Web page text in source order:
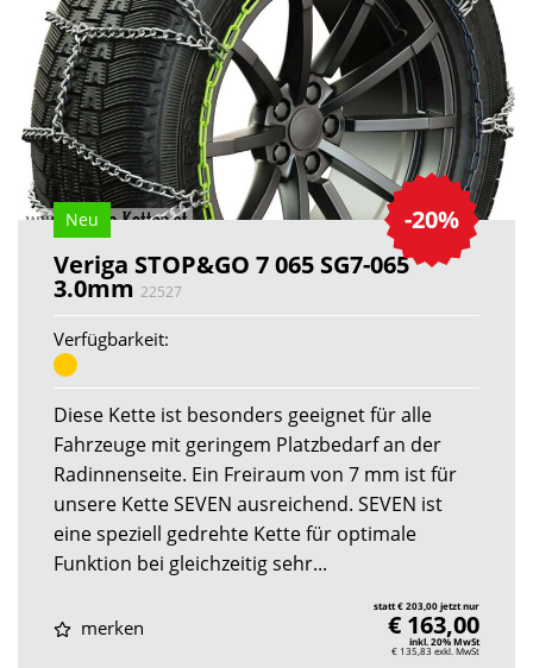
-20%
Neu
Veriga STOP&GO 7 065 SG7-065
3.0mm 22527
Verfügbarkeit:
Diese Kette ist besonders geeignet für alle
Fahrzeuge mit geringem Platzbedarf an der
Radinnenseite. Ein Freiraum von 7 mm ist für
unsere Kette SEVEN ausreichend. SEVEN ist
eine speziell gedrehte Kette für optimale
Funktion bei gleichzeitig sehr...
merken
statt € 203,00 jetzt nur
€ 163,00
inkl. 20% MwSt
€ 135,83 exkl. MwSt